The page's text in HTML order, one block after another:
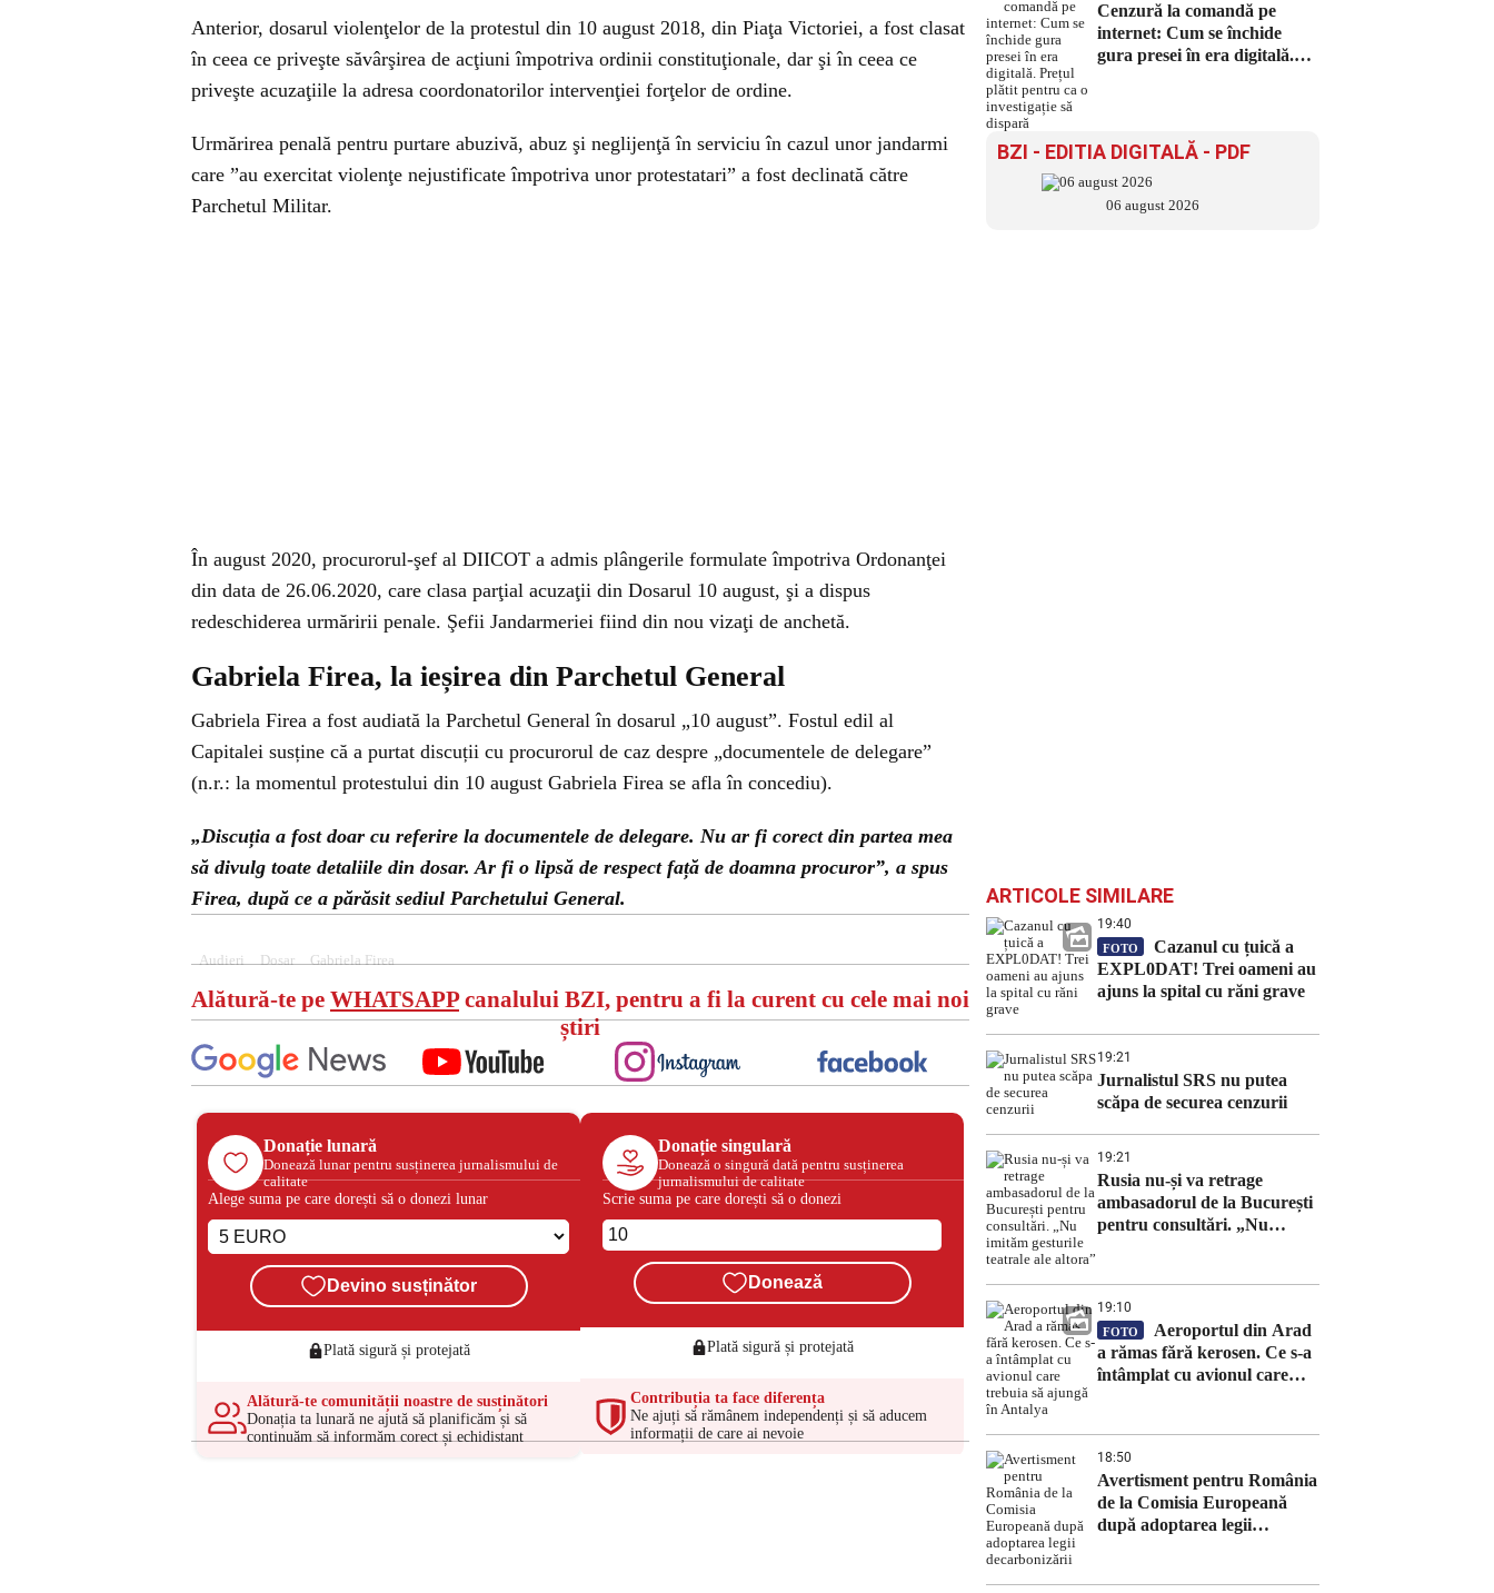
Anterior, dosarul violenţelor de la protestul din 10 august 2018, din Piaţa Victoriei, a fost clasat
în ceea ce priveşte săvârşirea de acţiuni împotriva ordinii constituţionale, dar şi în ceea ce
priveşte acuzaţiile la adresa coordonatorilor intervenţiei forţelor de ordine.
Urmărirea penală pentru purtare abuzivă, abuz şi neglijenţă în serviciu în cazul unor jandarmi
care ”au exercitat violenţe nejustificate împotriva unor protestatari” a fost declinată către
Parchetul Militar.
În august 2020, procurorul-şef al DIICOT a admis plângerile formulate împotriva Ordonanţei
din data de 26.06.2020, care clasa parţial acuzaţii din Dosarul 10 august, şi a dispus
redeschiderea urmăririi penale. Şefii Jandarmeriei fiind din nou vizaţi de anchetă.
Gabriela Firea, la ieșirea din Parchetul General
Gabriela Firea a fost audiată la Parchetul General în dosarul „10 august”. Fostul edil al
Capitalei susține că a purtat discuții cu procurorul de caz despre „documentele de delegare”
(n.r.: la momentul protestului din 10 august Gabriela Firea se afla în concediu).
„Discuția a fost doar cu referire la documentele de delegare. Nu ar fi corect din partea mea
să divulg toate detaliile din dosar. Ar fi o lipsă de respect față de doamna procuror”, a spus
Firea, după ce a părăsit sediul Parchetului General.
Audieri Dosar Gabriela Firea
Alătură-te pe WHATSAPPcanalului BZI, pentru a fi la curent cu cele mai noi
știri
Donație lunară
Donează lunar pentru susținerea jurnalismului de
calitate
Alege suma pe care dorești să o donezi lunar
Devino susținător
Plată sigură și protejată
Alătură-te comunității noastre de susținători
Donația ta lunară ne ajută să planificăm și să
continuăm să informăm corect și echidistant
Donație singulară
Donează o singură dată pentru susținerea
jurnalismului de calitate
Scrie suma pe care dorești să o donezi
Donează
Plată sigură și protejată
Contribuția ta face diferența
Ne ajuți să rămânem independenți și să aducem
informații de care ai nevoie
Cenzură la comandă pe
internet: Cum se închide
gura presei în era digitală.
BZI - EDITIA DIGITALĂ - PDF
06 august 2026
ARTICOLE SIMILARE
19:40
FOTO
Cazanul cu țuică a
EXPL0DAT! Trei oameni au
ajuns la spital cu răni grave
19:21
Jurnalistul SRS nu putea
scăpa de securea cenzurii
19:21
Rusia nu-și va retrage
ambasadorul de la București
pentru consultări. „Nu
19:10
FOTO
Aeroportul din Arad
a rămas fără kerosen. Ce s-a
întâmplat cu avionul care
18:50
Avertisment pentru România
de la Comisia Europeană
după adoptarea legii